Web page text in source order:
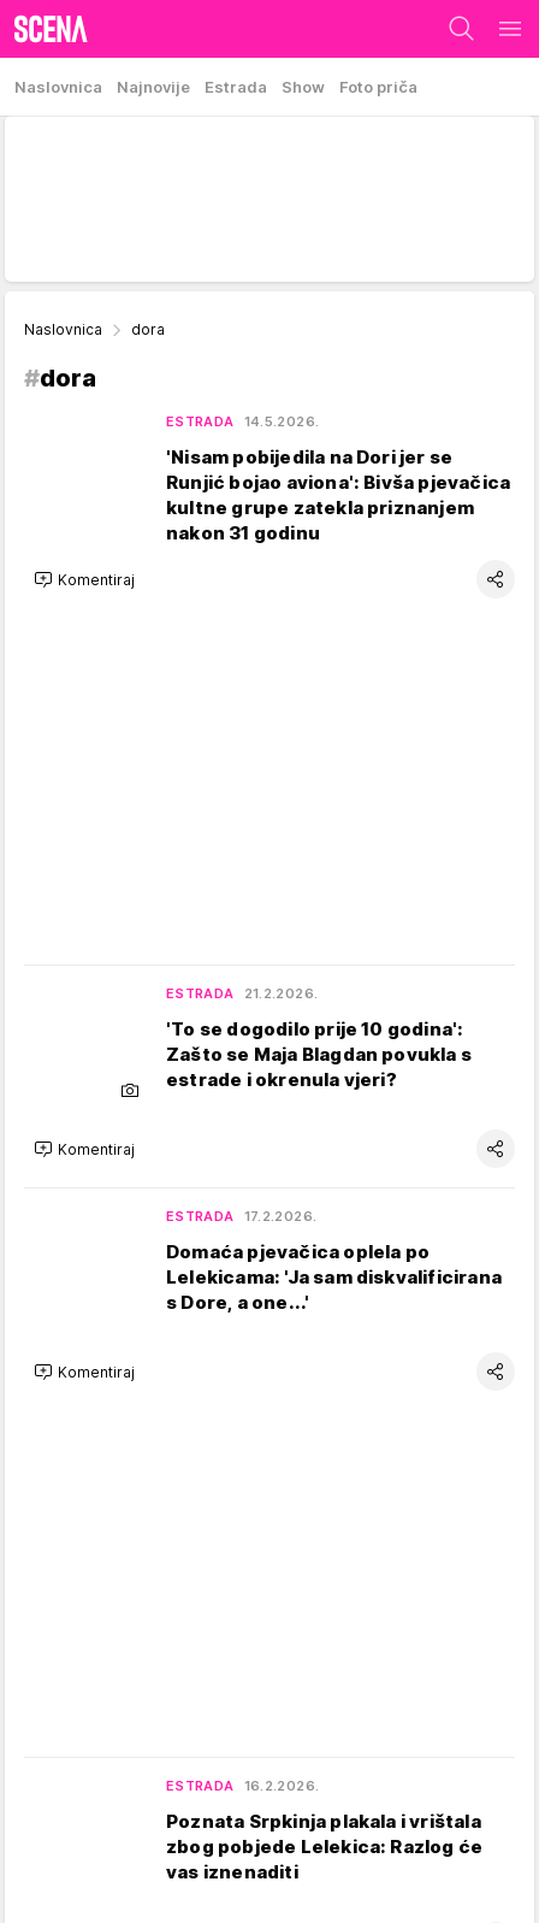
Naslovnica Najnovije Estrada Show Foto priča
Naslovnica dora
#dora
ESTRADA 14.5.2026.
'Nisam pobijedila na Dori jer se
Runjić bojao aviona': Bivša pjevačica
kultne grupe zatekla priznanjem
nakon 31 godinu
Komentiraj
ESTRADA 21.2.2026.
'To se dogodilo prije 10 godina':
Zašto se Maja Blagdan povukla s
estrade i okrenula vjeri?
Komentiraj
ESTRADA 17.2.2026.
Domaća pjevačica oplela po
Lelekicama: 'Ja sam diskvalificirana
s Dore, a one...'
Komentiraj
ESTRADA 16.2.2026.
Poznata Srpkinja plakala i vrištala
zbog pobjede Lelekica: Razlog će
vas iznenaditi